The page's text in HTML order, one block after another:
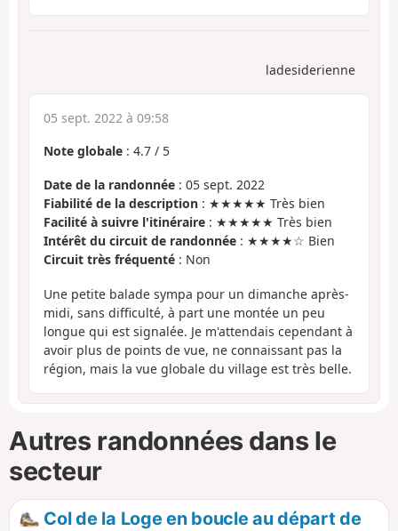
ladesiderienne
05 sept. 2022 à 09:58
Note globale : 4.7 / 5
Date de la randonnée : 05 sept. 2022
Fiabilité de la description : ★★★★★ Très bien
Facilité à suivre l'itinéraire : ★★★★★ Très bien
Intérêt du circuit de randonnée : ★★★★☆ Bien
Circuit très fréquenté : Non
Une petite balade sympa pour un dimanche après-
midi, sans difficulté, à part une montée un peu
longue qui est signalée. Je m'attendais cependant à
avoir plus de points de vue, ne connaissant pas la
région, mais la vue globale du village est très belle.
Autres randonnées dans le
secteur
Col de la Loge en boucle au départ de